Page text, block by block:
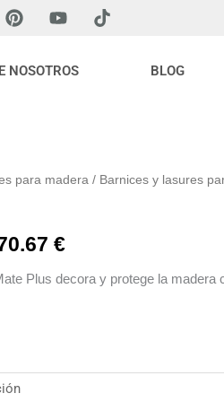
P
i
t
e
Y
o
t
u
T
i
NOSOTROS BLOG
para madera / Barnices y lasures
€Rango
de
Plus decora y protege la madera